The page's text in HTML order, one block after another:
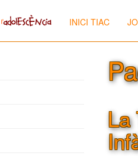
INICI TIAC
La